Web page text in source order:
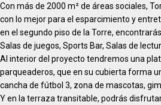
Con más de 2000 m² de áreas sociales,
con lo mejor para el esparcimiento y
en el segundo piso de la Torre,
Salas de juegos, Sports Bar, Salas de
Al interior del proyecto tendremos una
parqueaderos, que en su cubierta forma
cancha de fútbol 3, zona de mascotas,
Y en la terraza transitable, podrás